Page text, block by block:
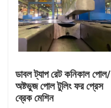
ডাবল ট্যাপ রেট কনিকাল পোল/
অষ্টভুজ পোল টুলিং ফর প্রেস
ব্রেক মেশিন